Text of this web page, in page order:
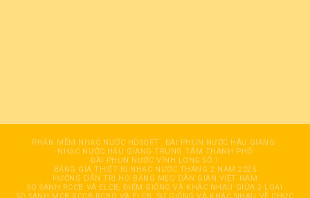
PHẦN MỀM NHẠC NƯỚC HDSOFT
ĐÀI PHUN NƯỚC HÂỤ GIANG
NHẠC NƯỚC HẬU GIANG TRUNG TÂM THÀNH PHỐ
ĐÀI PHUN NƯỚC VĨNH LONG SỐ 1
BẢNG GIÁ THIẾT BỊ NHẠC NƯỚC THÁNG 2 NĂM 2025
HƯỚNG DẪN TRỊ HO BẰNG MẸO DÂN GIAN VIỆT NAM
SO SÁNH RCCB VÀ ELCB, ĐIỂM GIỐNG VÀ KHÁC NHAU GIỮA 2 LOẠI